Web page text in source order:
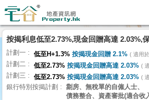
代
理
主
頁
搵
樓/
按揭利息低至2.73%,現金回贈高達 2.03%,
計劃一 低至H+1.3% 按揭現金回贈 2.1% 適用
計劃二 低至2.73% 按揭現金回贈高達 2.03%
計劃三 低至2.73% 按揭現金回贈高達 2.03%
銀行特別按揭計劃
劏房、無稅單的自僱人士、
債務整合、資產審批(適合收